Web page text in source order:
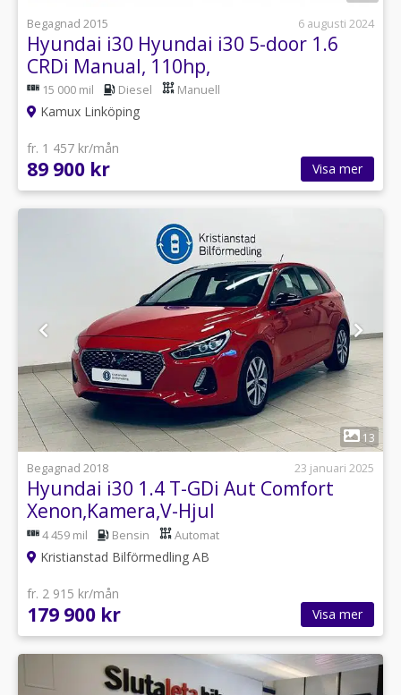
Begagnad 2015
6 augusti 2024
Hyundai i30 Hyundai i30 5-door 1.6
CRDi Manual, 110hp,
15 000 mil Diesel Manuell
Kamux Linköping
fr. 1 457 kr/mån
89 900 kr Visa mer
1
13
Begagnad 2018
23 januari 2025
Hyundai i30 1.4 T-GDi Aut Comfort
Xenon,Kamera,V-Hjul
4 459 mil Bensin Automat
Kristianstad Bilförmedling AB
fr. 2 915 kr/mån
179 900 kr Visa mer